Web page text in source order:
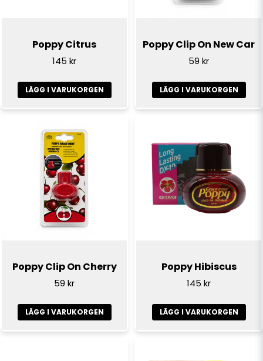
Poppy Citrus
145 kr
LÄGG I VARUKORGEN
Poppy Clip On New Car
59 kr
LÄGG I VARUKORGEN
Poppy Clip On Cherry
59 kr
LÄGG I VARUKORGEN
Poppy Hibiscus
145 kr
LÄGG I VARUKORGEN